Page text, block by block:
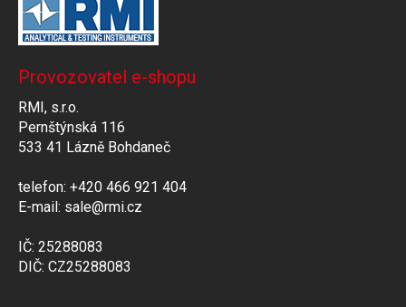
Provozovatel e-shopu
RMI, s.r.o.
Pernštýnská 116
533 41 Lázně Bohdaneč
telefon: +420 466 921 404
E-mail: sale@rmi.cz
IČ: 25288083
DIČ: CZ25288083